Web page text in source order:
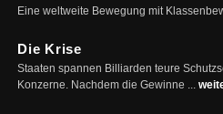
Eine weltweite Bewegung mit
Die Krise
Staaten spannen Billiarden teure
Konzerne. Nachdem die Gewinne ...